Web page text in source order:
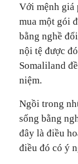
Với mệnh giá
mua một gói
bằng nghề
nội tệ được
Somaliland
niệm.
Ngồi trong
sống bằng
đây là điều
điều đó có ý